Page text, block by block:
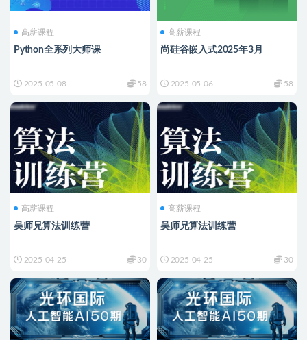
高薪课程
Python全系列大师课
2025-05-08 58
高薪课程
尚硅谷嵌入式2025年3月
2025-05-06 58
高薪课程
吴师兄算法训练营
2025-04-25 30
高薪课程
吴师兄算法训练营
2025-04-25 30